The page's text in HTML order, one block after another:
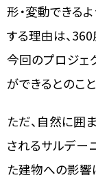
形・変動できる
する理由は、
今回のプロジェ
ができるとのこと
ただ、自然に囲
されるサルデー
た建物への影響